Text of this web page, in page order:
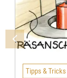
Tipps & Tricks